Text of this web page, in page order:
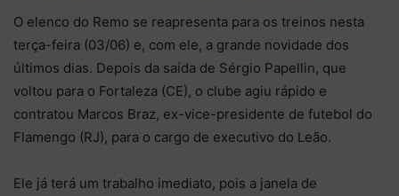
O elenco do Remo se reapresenta para os treinos nesta
terça-feira (03/06) e, com ele, a grande novidade dos
últimos dias. Depois da saída de Sérgio Papellin, que
voltou para o Fortaleza (CE), o clube agiu rápido e
contratou Marcos Braz, ex-vice-presidente de futebol do
Flamengo (RJ), para o cargo de executivo do Leão.
Ele já terá um trabalho imediato, pois a janela de